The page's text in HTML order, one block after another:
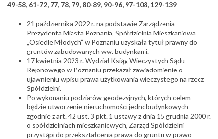
49-58, 61-72, 77, 78, 79, 80-89, 90-96, 97-108, 129-139
21 października 2022 r. na podstawie Zarządzenia
Prezydenta Miasta Poznania, Spółdzielnia Mieszkaniowa
„Osiedle Młodych” w Poznaniu uzyskała tytuł prawny do
gruntów zabudowanych ww. budynkami.
17 kwietnia 2023 r. Wydział Ksiąg Wieczystych Sądu
Rejonowego w Poznaniu przekazał zawiadomienie o
ujawnieniu wpisu prawa użytkowania wieczystego na rzecz
Spółdzielni.
Po wykonaniu podziałów geodezyjnych, których celem
będzie utworzenie nieruchomości jednobudynkowych
zgodnie z art. 42 ust. 3 pkt. 1 ustawy z dnia 15 grudnia 2000 r.
o spółdzielniach mieszkaniowych, Zarząd Spółdzielni
przystąpi do przekształcenia prawa do gruntu w prawo